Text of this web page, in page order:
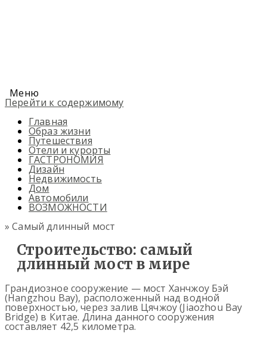
Меню
Перейти к содержимому
Главная
Образ жизни
Путешествия
Отели и курорты
ГАСТРОНОМИЯ
Дизайн
Недвижимость
Дом
Автомобили
ВОЗМОЖНОСТИ
» Самый длинный мост
Строительство: самый
длинный мост в мире
Грандиозное сооружение — мост Ханчжоу Бэй
(Hangzhou Bay), расположенный над водной
поверхностью, через залив Цячжоу (Jiaozhou Bay
Bridge) в Китае. Длина данного сооружения
составляет 42,5 километра.